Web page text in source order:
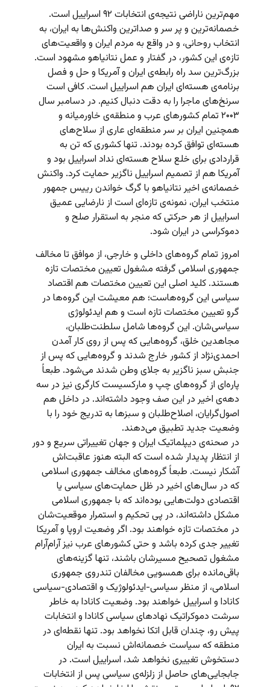
مهم‌ترین ناراضی نتیجه‌ی انتخابات ۹۲ اسراییل است.
خصمانه‌ترین و پر سر و صداترین واکنش‌ها به ایران، به
انتخاب روحانی، و در واقع به مردم ایران و واقعیت‌های
تازه‌ی این کشور، در گفتار و عمل نتانیاهو مشهود است.
بزرگ‌ترین سد راه رابطه‌ی ایران و آمریکا و حل و فصل
برنامه‌ی هسته‌ای ایران هم اسراییل است. کافی است
سرنخ‌های ماجرا را به دقت دنبال کنیم. در دسامبر سال
۲۰۰۳ تمام کشورهای عرب و منطقه‌ی خاورمیانه و
همچنین ایران بر سر منطقه‌ای عاری از سلاح‌های
هسته‌ای توافق کرده بودند. تنها کشوری که تن به
قراردادی برای خلع سلاح هسته‌ای نداد اسراییل بود و
آمریکا هم از تصمیم اسراییل ناگزیر حمایت کرد. واکنش
خصمانه‌ی اخیر نتانیاهو با گرگ خواندن رییس جمهور
منتخب ایران، نمونه‌ی تازه‌ای است از نارضایی عمیق
اسراییل از هر حرکتی که منجر به استقرار صلح و
دموکراسی در ایران شود.
امروز تمام گروه‌های داخلی و خارجی، از موافق تا مخالف
جمهوری اسلامی گرفته مشغول تعیین مختصات تازه
هستند. کلید اصلی این تعیین مختصات هم اقتصاد
سیاسی این گروه‌هاست؛ هم معیشت این گروه‌ها در
گرو تعیین مختصات تازه است و هم ایدئولوژی
سیاسی‌شان. این گروه‌ها شامل سلطنت‌طلبان،
مجاهدین خلق، گروه‌هایی که پس از روی کار آمدن
احمدی‌نژاد از کشور خارج شدند و گروه‌هایی که پس از
جنبش سبز ناگزیر به جلای وطن شدند می‌شود. طبعاً
پاره‌ای از گروه‌های چپ و مارکسیست کارگری نیز در سه
دهه‌ی اخیر در این صف وجود داشته‌اند. در داخل هم
اصول‌گرایان، اصلاح‌طلبان و سبزها به تدریج خود را با
وضعیت جدید تطبیق می‌دهند.
در صحنه‌ی دیپلماتیک ایران و جهان تغییراتی سریع و دور
از انتظار پدیدار شده است که البته هنوز عاقبت‌اش
آشکار نیست. طبعاً گروه‌های مخالف جمهوری اسلامی
که در سال‌های اخیر در ظل حمایت‌های سیاسی یا
اقتصادی دولت‌هایی بوده‌اند که با جمهوری اسلامی
مشکل داشته‌اند، در پی تحکیم و استمرار موقعیت‌شان
در مختصات تازه خواهند بود. اگر وضعیت اروپا و آمریکا
تغییر جدی کرده باشد و حتی کشورهای عرب نیز آرام‌آرام
مشغول تصحیح مسیرشان باشند، تنها گزینه‌های
باقی‌مانده برای همسویی مخالفان تندروی جمهوری
اسلامی، از منظر سیاسی-ایدئولوژیک و اقتصادی-سیاسی
کانادا و اسراییل خواهند بود. وضعیت کانادا به خاطر
سرشت دموکراتیک نهادهای سیاسی کانادا و انتخابات
پیش رو، چندان قابل اتکا نخواهد بود. تنها نقطه‌ای در
منطقه که سیاست خصمانه‌اش نسبت به ایران
دستخوش تغییری نخواهد شد، اسراییل است. در
جابجایی‌های حاصل از زلزله‌ی سیاسی پس از انتخابات